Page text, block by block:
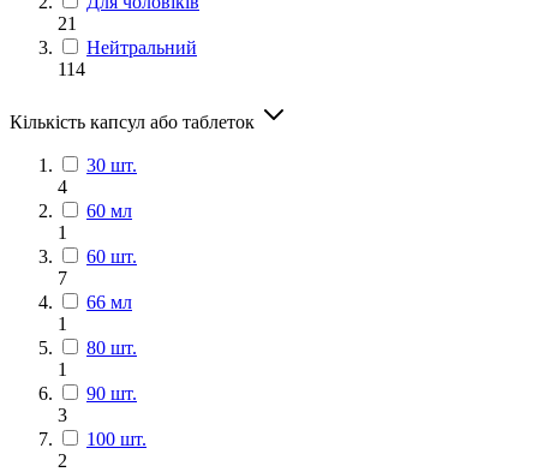
21
Нейтральний
114
Кількість капсул або таблеток
30 шт.
4
60 мл
1
60 шт.
7
66 мл
1
80 шт.
1
90 шт.
3
100 шт.
2